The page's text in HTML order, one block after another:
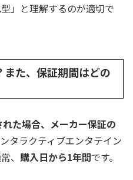
」と理解するのが適切で
た、保証期間はどの
た場合、メーカー保証の
タラクティブエンタテイン
、 購入日から1年間です。